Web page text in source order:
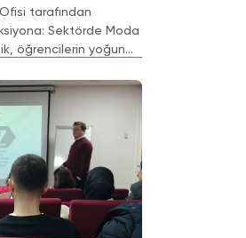
tarafından
Sektörde Moda
öğrencilerin yoğun